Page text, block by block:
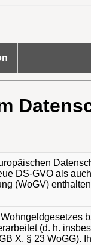
DS-GVO als
(WoGV)
(d. h.
X, § 23 WoGG).